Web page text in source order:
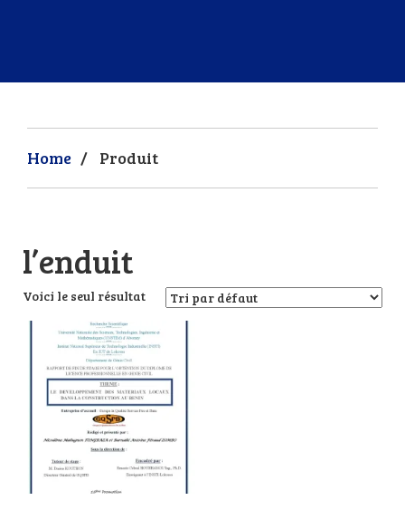
Home / Produit
l’enduit
Voici le seul résultat